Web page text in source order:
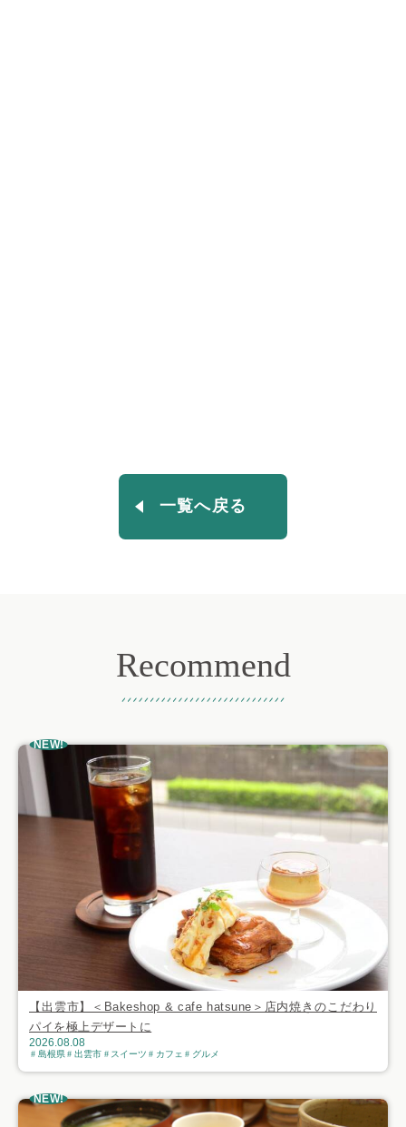
一覧へ戻る
Recommend
NEW!
【出雲市】＜Bakeshop & cafe hatsune＞店内焼きのこだわり
パイを極上デザートに
2026.08.08
島根県 出雲市 スイーツ カフェ グルメ
NEW!